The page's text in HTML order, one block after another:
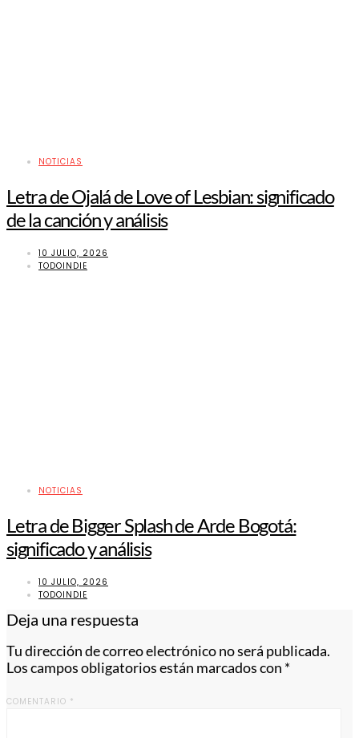
NOTICIAS
Letra de Ojalá de Love of Lesbian: significado
de la canción y análisis
10 JULIO, 2026
TODOINDIE
NOTICIAS
Letra de Bigger Splash de Arde Bogotá:
significado y análisis
10 JULIO, 2026
TODOINDIE
Deja una respuesta
Tu dirección de correo electrónico no será publicada.
Los campos obligatorios están marcados con *
COMENTARIO *